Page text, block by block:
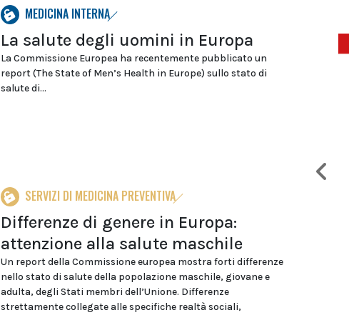
MEDICINA INTERNA
La salute degli uomini in Europa
La Commissione Europea ha recentemente pubblicato un
report (The State of Men’s Health in Europe) sullo stato di
salute di...
SERVIZI DI MEDICINA PREVENTIVA
Differenze di genere in Europa:
attenzione alla salute maschile
Un report della Commissione europea mostra forti differenze
nello stato di salute della popolazione maschile, giovane e
adulta, degli Stati membri dell’Unione. Differenze
strettamente collegate alle specifiche realtà sociali,